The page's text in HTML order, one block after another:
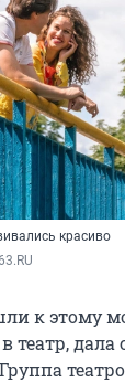
красиво
к этому
театр, дала